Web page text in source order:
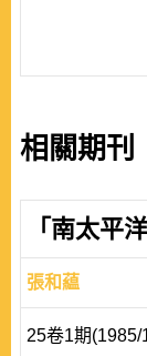
相關期刊
「南太平
張和藴
25卷1期(1985/